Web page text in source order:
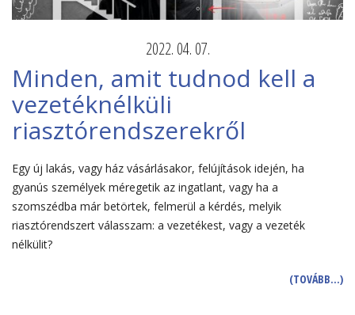
2022. 04. 07.
Minden, amit tudnod kell a
vezetéknélküli
riasztórendszerekről
Egy új lakás, vagy ház vásárlásakor, felújítások idején, ha
gyanús személyek méregetik az ingatlant, vagy ha a
szomszédba már betörtek, felmerül a kérdés, melyik
riasztórendszert válasszam: a vezetékest, vagy a vezeték
nélkülit?
(TOVÁBB…)